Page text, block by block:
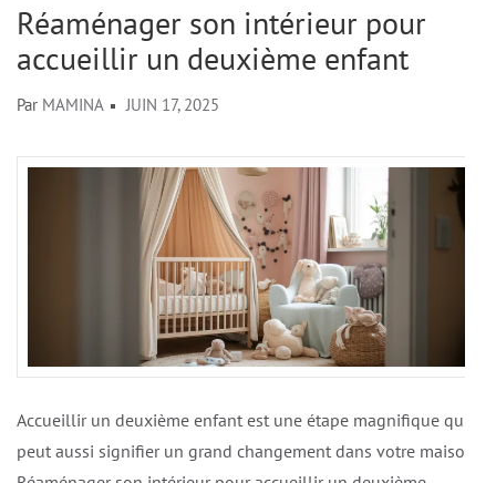
Réaménager son intérieur pour
accueillir un deuxième enfant
Par MAMINA JUIN 17, 2025
Accueillir un deuxième enfant est une étape magnifique qui
peut aussi signifier un grand changement dans votre maison.